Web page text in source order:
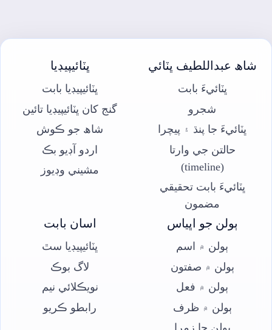
شاھ عبداللطيف ڀٽائي
ڀٽائيءَ بابت
شجرو
ڀٽائيءَ جا پنڌ ۽ پيچرا
حالتن جي وارتا
(timeline)
ڀٽائيءَ بابت تحقيقي
مضمون
ڀٽائيپيڊيا
ڀٽائيپيڊيا بابت
گنج کان ڀٽائيپيڊيا تائين
شاھ جو ڪوش
اردو آڊيو بڪ
مشيني وڊيوز
ٻولن جو اڀياس
ٻولن ۾ اسم
ٻولن ۾ صفتون
ٻولن ۾ فعل
ٻولن ۾ ظرف
اسان بابت
ڀٽائيپيڊيا سٿ
لاگ بوڪ
نويڪلائي نيم
رابطو ڪريو